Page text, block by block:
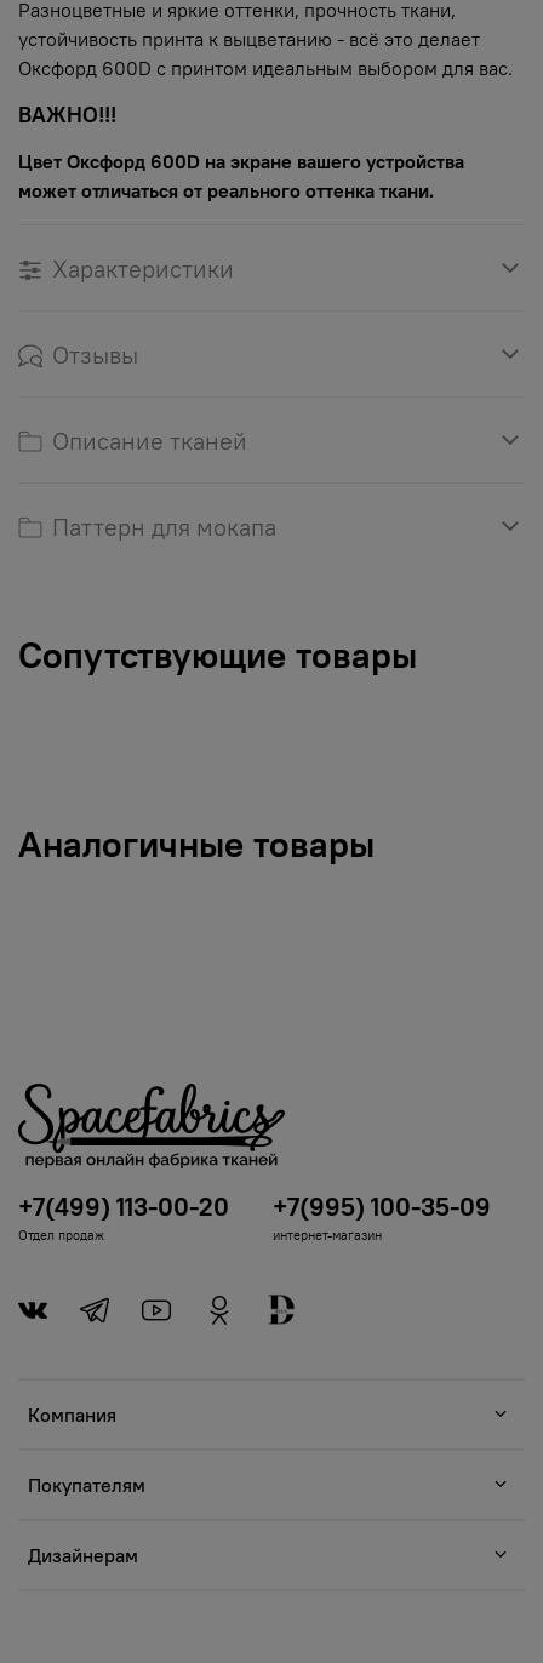
Разноцветные и яркие оттенки, прочность ткани,
устойчивость принта к выцветанию - всё это делает
Оксфорд 600D с принтом идеальным выбором для вас.
ВАЖНО!!!
Цвет Оксфорд 600D на экране вашего устройства
может отличаться от реального оттенка ткани.
Характеристики
Отзывы
Описание тканей
Паттерн для мокапа
Сопутствующие товары
Аналогичные товары
Компания
Покупателям
Дизайнерам
+7(499) 113-00-20
Отдел продаж
+7(995) 100-35-09
интернет-магазин